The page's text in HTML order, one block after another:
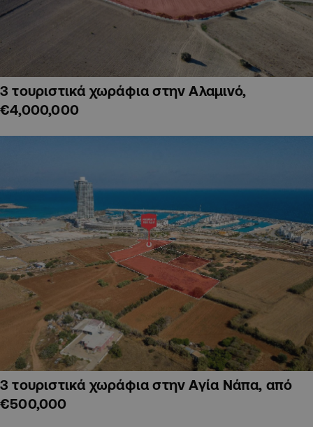
3 τουριστικά χωράφια στην Αλαμινό,
€4,000,000
3 τουριστικά χωράφια στην Αγία Νάπα, από
€500,000